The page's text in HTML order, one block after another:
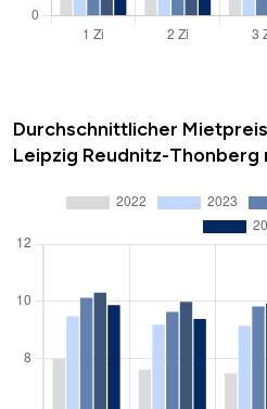
Durchschnittlicher
Leipzig Reudnitz-Thonberg